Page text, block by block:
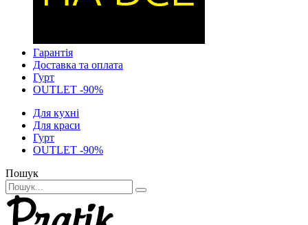
Гарантія
Доставка та оплата
Гурт
OUTLET -90%
Для кухні
Для краси
Гурт
OUTLET -90%
Пошук